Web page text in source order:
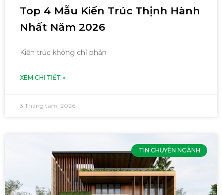
Top 4 Mẫu Kiến Trúc Thịnh Hành
Nhất Năm 2026
Kiến trúc không chỉ phản
XEM CHI TIẾT »
3 Tháng tám, 2026
TIN CHUYÊN NGÀNH